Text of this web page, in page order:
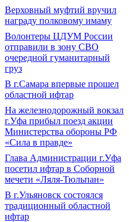
Верховный муфтий вручил
награду полковому имаму
Волонтеры ЦДУМ России
отправили в зону СВО
очередной гуманитарный
груз
В г.Самара впервые прошел
областной ифтар
На железнодорожный вокзал
г.Уфа прибыл поезд акции
Министерства обороны РФ
«Сила в правде»
Глава Администрации г.Уфа
посетил ифтар в Соборной
мечети «Ляля-Тюльпан»
В г.Ульяновск состоялся
традиционный областной
ифтар